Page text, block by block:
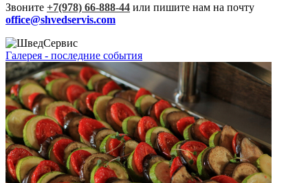
Звоните +7(978) 66-888-44 или пишите нам на почту
office@shvedservis.com
Галерея - последние события